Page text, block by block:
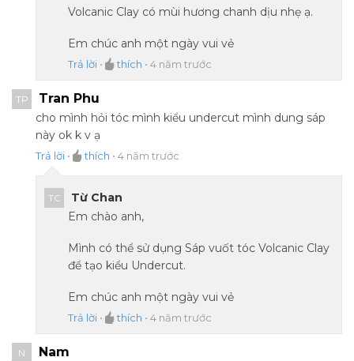
Volcanic Clay có mùi hương chanh dịu nhẹ ạ.
Em chúc anh một ngày vui vẻ
Trả lời • thích • 4 năm trước
TP Tran Phu
cho mình hỏi tóc mình kiểu undercut mình dung sáp
này ok k v ạ
Trả lời • thích • 4 năm trước
TC
Từ Chan
Em chào anh,
Mình có thể sử dụng Sáp vuốt tóc Volcanic Clay
để tạo kiểu Undercut.
Em chúc anh một ngày vui vẻ
Trả lời • thích • 4 năm trước
N Nam